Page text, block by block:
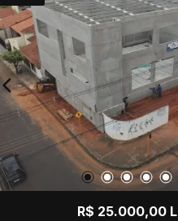
Agende a sua visita!
R$ 25.000,00 L